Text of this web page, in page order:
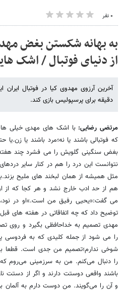
۰ نفر
به بهانه شکستن بغض
از دنیای فوتبال / اشک
دقیقه برای پرسپولیس بازی کند.
مرتضی رضایی: با اشک های مهدی خیلی
که فوتبالی باشند یا نه؛مرد باشند یا
بغض سنگینی گلویش را می فشرد چند
مثل همیشه از همان لبخند های ملیح
هم از حد ادب خارج نشد و هر کجا که از
می گفت:«یحیی رفیق من است.»او در
توضیح داد که چه اتفاقاتی در هفته های
مهدی تصمیم به خداحافظی بگیرد و روی
را می شود از جمله کلیدی که به فردوسی
شوخی ندارم؛تصمیم من جدی است. قطعا
را دنبال می‌کنم. من به سرزمینی می‌روم
باشند واقعی دوستت دارند و اگر از دستت
و آن را می‌گویند. من دوست دارم به آلمان